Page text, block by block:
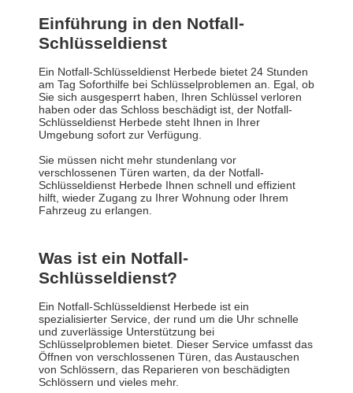
Einführung in den Notfall-
Schlüsseldienst
Ein Notfall-Schlüsseldienst Herbede bietet 24 Stunden
am Tag Soforthilfe bei Schlüsselproblemen an. Egal, ob
Sie sich ausgesperrt haben, Ihren Schlüssel verloren
haben oder das Schloss beschädigt ist, der Notfall-
Schlüsseldienst Herbede steht Ihnen in Ihrer
Umgebung sofort zur Verfügung.
Sie müssen nicht mehr stundenlang vor
verschlossenen Türen warten, da der Notfall-
Schlüsseldienst Herbede Ihnen schnell und effizient
hilft, wieder Zugang zu Ihrer Wohnung oder Ihrem
Fahrzeug zu erlangen.
Was ist ein Notfall-
Schlüsseldienst?
Ein Notfall-Schlüsseldienst Herbede ist ein
spezialisierter Service, der rund um die Uhr schnelle
und zuverlässige Unterstützung bei
Schlüsselproblemen bietet. Dieser Service umfasst das
Öffnen von verschlossenen Türen, das Austauschen
von Schlössern, das Reparieren von beschädigten
Schlössern und vieles mehr.